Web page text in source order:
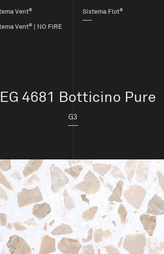
Vent®
Vent® | NO FIRE
Sistema Flot®
4681 Botticino Pure
G3